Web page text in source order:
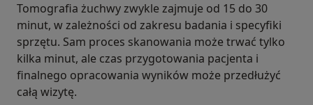
Tomografia żuchwy zwykle zajmuje od 15 do 30
minut, w zależności od zakresu badania i specyfiki
sprzętu. Sam proces skanowania może trwać tylko
kilka minut, ale czas przygotowania pacjenta i
finalnego opracowania wyników może przedłużyć
całą wizytę.